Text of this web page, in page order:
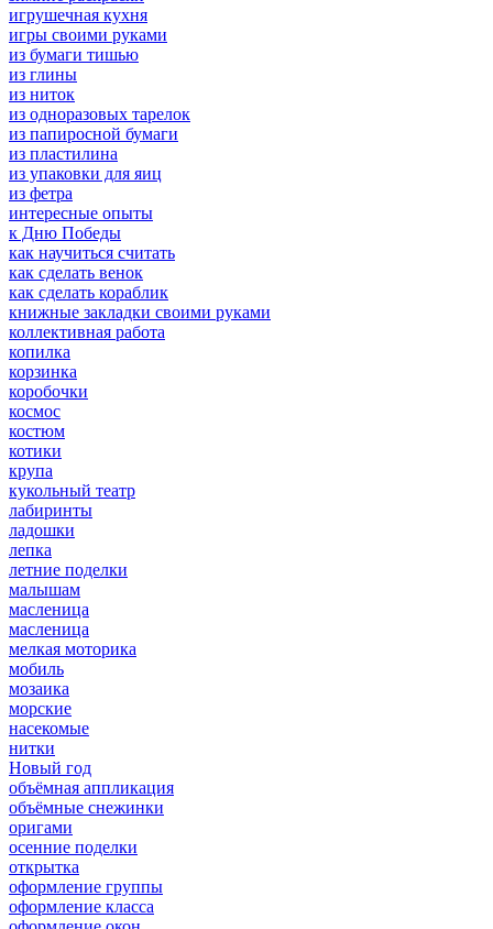
игрушечная кухня
игры своими руками
из бумаги тишью
из глины
из ниток
из одноразовых тарелок
из папиросной бумаги
из пластилина
из упаковки для яиц
из фетра
интересные опыты
к Дню Победы
как научиться считать
как сделать венок
как сделать кораблик
книжные закладки своими руками
коллективная работа
копилка
корзинка
коробочки
космос
костюм
котики
крупа
кукольный театр
лабиринты
ладошки
лепка
летние поделки
малышам
масленица
масленица
мелкая моторика
мобиль
мозаика
морские
насекомые
нитки
Новый год
объёмная аппликация
объёмные снежинки
оригами
осенние поделки
открытка
оформление группы
оформление класса